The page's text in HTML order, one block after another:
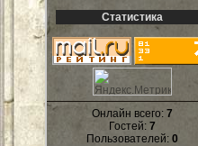
Статистика
Онлайн всего: 7
Гостей: 7
Пользователей: 0